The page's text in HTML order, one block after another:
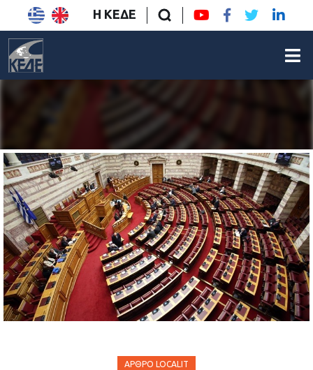
Η ΚΕΔΕ
ΆΡΘΡΟ LOCALIT